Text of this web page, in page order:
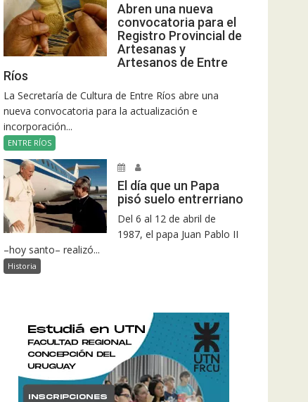
Abren una nueva
convocatoria para el
Registro Provincial de
Artesanas y
Artesanos de Entre
Ríos
La Secretaría de Cultura de Entre Ríos abre una
nueva convocatoria para la actualización e
incorporación...
ENTRE RÍOS
El día que un Papa
pisó suelo entrerriano
Del 6 al 12 de abril de
1987, el papa Juan Pablo II
–hoy santo– realizó...
Historia